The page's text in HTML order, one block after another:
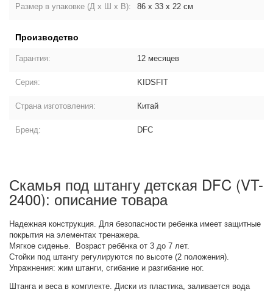
Размер в упаковке (Д х Ш х В): 86 х 33 х 22 см
Производство
Гарантия: 12 месяцев
Серия: KIDSFIT
Страна изготовления: Китай
Бренд: DFC
Скамья под штангу детская DFC (VT-
2400): описание товара
Надежная конструкция. Для безопасности ребенка имеет защитные
покрытия на элементах тренажера.
Мягкое сиденье. Возраст ребёнка от 3 до 7 лет.
Стойки под штангу регулируются по высоте (2 положения).
Упражнения: жим штанги, сгибание и разгибание ног.
Штанга и веса в комплекте. Диски из пластика, заливается вода